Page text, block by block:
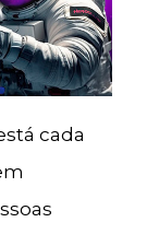
cada